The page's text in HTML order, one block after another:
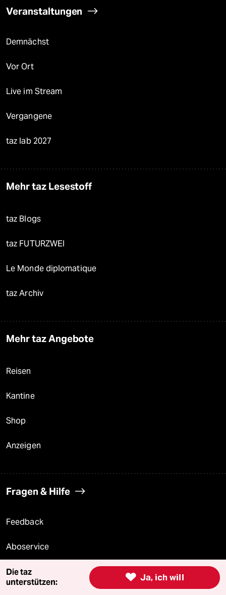
Veranstaltungen
Demnächst
Vor Ort
Live im Stream
Vergangene
taz lab 2027
Mehr taz Lesestoff
taz Blogs
taz FUTURZWEI
Le Monde diplomatique
taz Archiv
Mehr taz Angebote
Reisen
Kantine
Shop
Anzeigen
Fragen & Hilfe
Feedback
Aboservice
ePaper Login  Ja, ich will
Die taz
unterstützen: